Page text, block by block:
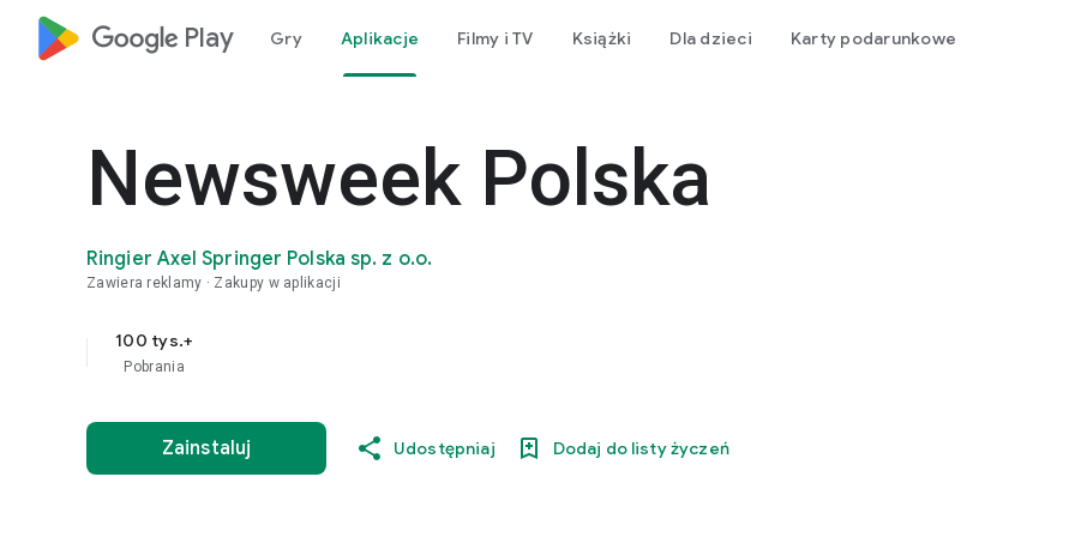
google_logo Play Gry Aplikacje Filmy i TV Książki Dla dzieci Karty podarunkowe
Newsweek Polska
Ringier Axel Springer Polska sp. z o.o.
Zawiera reklamy Zakupy w aplikacji
100 tys.+
Pobrania
Zainstaluj Udostępniaj Dodaj do listy życzeń